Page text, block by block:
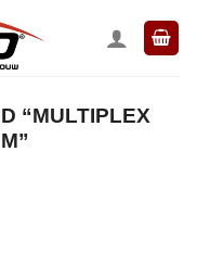
“MULTIPLEX